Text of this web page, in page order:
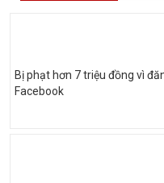
Bị phạt hơn 7 triệu đồng vì
Facebook